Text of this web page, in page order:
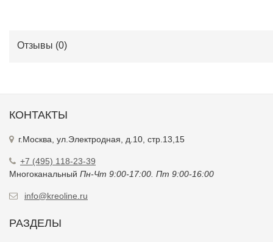
Отзывы (0)
КОНТАКТЫ
г.Москва, ул.Электродная, д.10, стр.13,15
+7 (495) 118-23-39
Многоканальный Пн-Чт 9:00-17:00. Пт 9:00-16:00
info@kreoline.ru
РАЗДЕЛЫ